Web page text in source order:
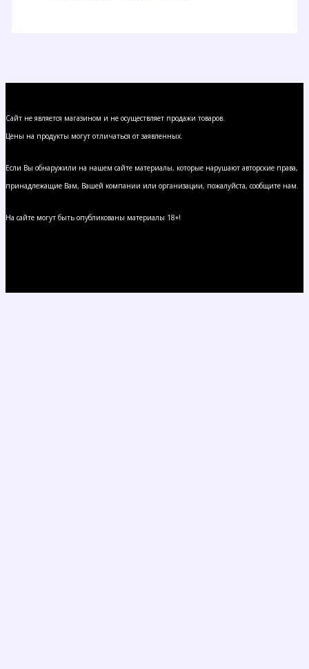
Сайт не является магазином и не осуществляет продажи товаров.
Цены на продукты могут отличаться от заявленных.
Если Вы обнаружили на нашем сайте материалы, которые нарушают авторские права,
принадлежащие Вам, Вашей компании или организации, пожалуйста, сообщите нам.
На сайте могут быть опубликованы материалы 18+!